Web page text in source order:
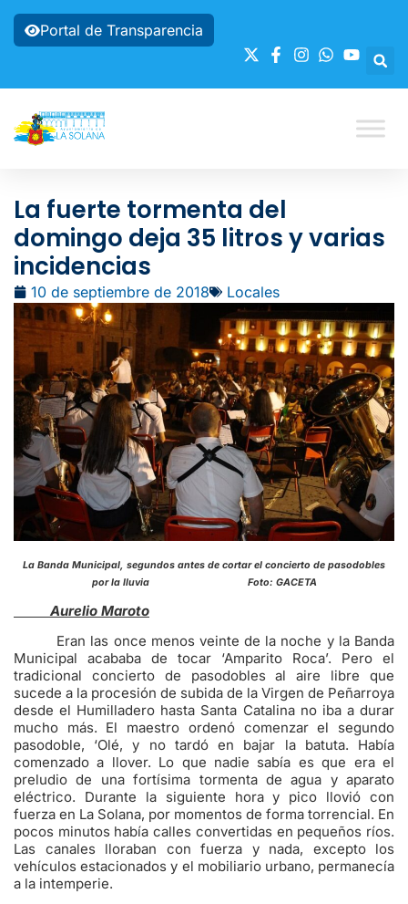
Portal de Transparencia
La fuerte tormenta del
domingo deja 35 litros y varias
incidencias
10 de septiembre de 2018 Locales
La Banda Municipal, segundos antes de cortar el concierto de pasodobles
por la lluvia Foto: GACETA
Aurelio Maroto
Eran las once menos veinte de la noche y la Banda
Municipal acababa de tocar ‘Amparito Roca’. Pero el
tradicional concierto de pasodobles al aire libre que
sucede a la procesión de subida de la Virgen de Peñarroya
desde el Humilladero hasta Santa Catalina no iba a durar
mucho más. El maestro ordenó comenzar el segundo
pasodoble, ‘Olé, y no tardó en bajar la batuta. Había
comenzado a llover. Lo que nadie sabía es que era el
preludio de una fortísima tormenta de agua y aparato
eléctrico. Durante la siguiente hora y pico llovió con
fuerza en La Solana, por momentos de forma torrencial. En
pocos minutos había calles convertidas en pequeños ríos.
Las canales lloraban con fuerza y nada, excepto los
vehículos estacionados y el mobiliario urbano, permanecía
a la intemperie.